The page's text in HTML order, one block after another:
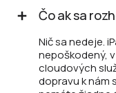
Čo ak sa
Nič sa nedeje.
nepoškodený,
cloudových
dopravu k nám